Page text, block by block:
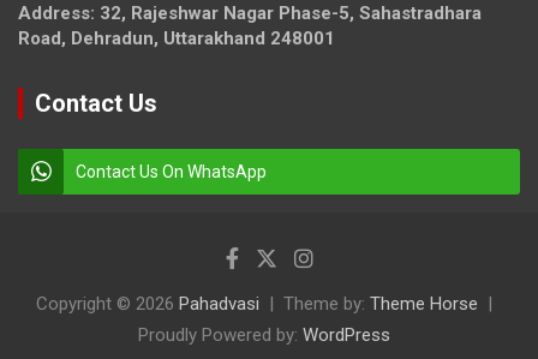
Address: 32, Rajeshwar Nagar Phase-5, Sahastradhara
Road, Dehradun, Uttarakhand 248001
Contact Us
Contact Us On WhatsApp
Copyright © 2026 Pahadvasi Theme by: Theme Horse
Proudly Powered by: WordPress